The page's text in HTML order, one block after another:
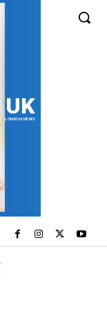
UK
LONDON NEWS